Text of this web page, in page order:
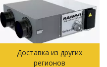
Доставка из других
регионов